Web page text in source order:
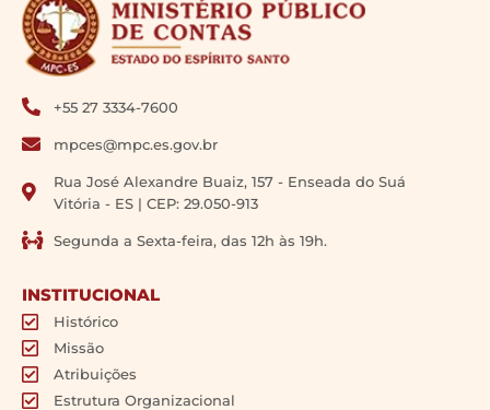
+55 27 3334-7600
mpces@mpc.es.gov.br
Rua José Alexandre Buaiz, 157 - Enseada do Suá
Vitória - ES | CEP: 29.050-913
Segunda a Sexta-feira, das 12h às 19h.
INSTITUCIONAL
Histórico
Missão
Atribuições
Estrutura Organizacional